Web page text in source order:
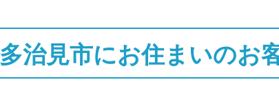
多治見市にお住まいのお